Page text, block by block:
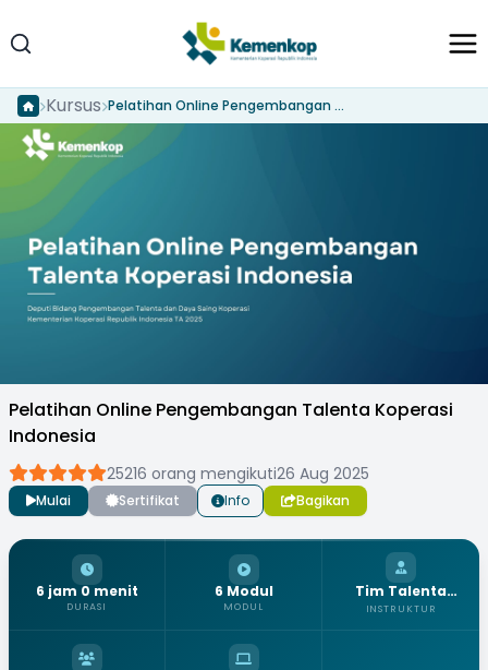
Kursus Pelatihan Online Pengembangan Talenta Koperasi Indonesia
Pelatihan Online Pengembangan Talenta Koperasi
Indonesia
25216 orang mengikuti26 Aug 2025
Mulai Sertifikat Info Bagikan
6 jam 0 menit
DURASI
6 Modul
MODUL
Tim Talenta
Koperasi
INSTRUKTUR